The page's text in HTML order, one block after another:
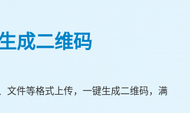
成二维码
文件等格式上传，一键生成二维码，满